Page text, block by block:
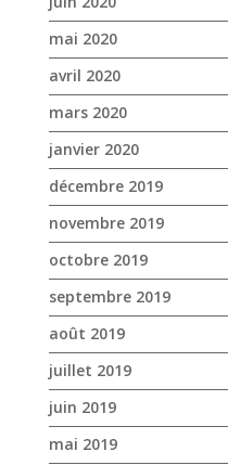
décembre 2019
novembre 2019
octobre 2019
septembre 2019
août 2019
juillet 2019
juin 2019
mai 2019
avril 2019
mars 2019
février 2019
janvier 2019
décembre 2018